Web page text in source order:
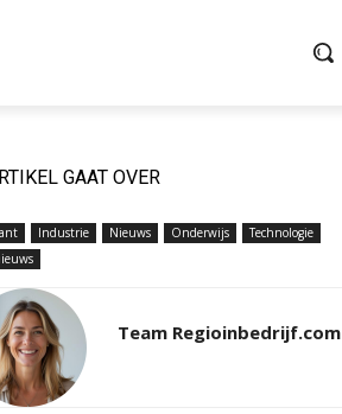
GAAT OVER
Industrie Nieuws Onderwijs
Technologie
Team Regioinbedrijf.com